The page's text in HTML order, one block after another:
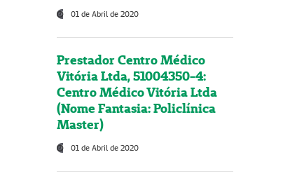
01 de Abril de 2020
Prestador Centro Médico
Vitória Ltda, 51004350-4:
Centro Médico Vitória Ltda
(Nome Fantasia: Policlínica
Master)
01 de Abril de 2020